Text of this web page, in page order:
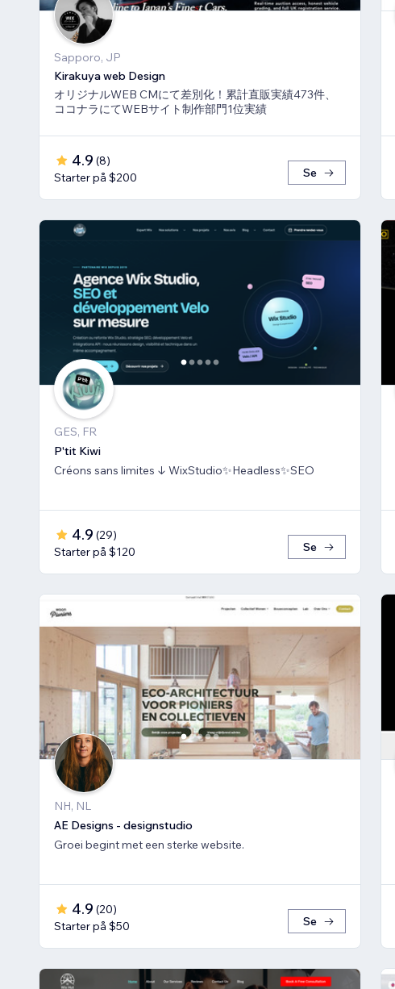
Sapporo, JP
Kirakuya web Design
オリジナルWEB CMにて差別化！累計直販実績473件、
ココナラにてWEBサイト制作部門1位実績
4.9 (8)
Starter på $200
Se
GES, FR
P'tit Kiwi
Créons sans limites ↓ WixStudio✨Headless✨SEO
4.9 (29)
Starter på $120
Se
NH, NL
AE Designs - designstudio
Groei begint met een sterke website.
4.9 (20)
Starter på $50
Se